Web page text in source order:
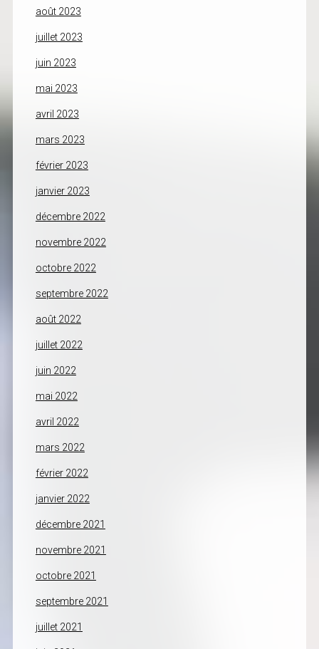
août 2023
juillet 2023
juin 2023
mai 2023
avril 2023
mars 2023
février 2023
janvier 2023
décembre 2022
novembre 2022
octobre 2022
septembre 2022
août 2022
juillet 2022
juin 2022
mai 2022
avril 2022
mars 2022
février 2022
janvier 2022
décembre 2021
novembre 2021
octobre 2021
septembre 2021
juillet 2021